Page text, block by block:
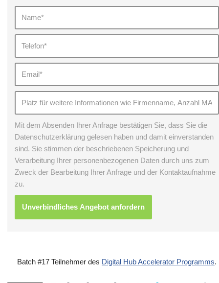
Mit dem Absenden Ihrer Anfrage bestätigen Sie, dass Sie die
Datenschutzerklärung gelesen haben und damit einverstanden
sind. Sie stimmen der beschriebenen Speicherung und
Verarbeitung Ihrer personenbezogenen Daten durch uns zum
Zweck der Bearbeitung Ihrer Anfrage und der Kontaktaufnahme
zu.
Batch #17 Teilnehmer des Digital Hub Accelerator Programms.